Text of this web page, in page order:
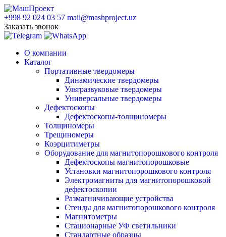
+998 92 024 03 57 mail@mashproject.uz
Заказать звонок
О компании
Каталог
Портативные твердомеры
Динамические твердомеры
Ультразвуковые твердомеры
Универсальные твердомеры
Дефектоскопы
Дефектоскопы-толщиномеры
Толщиномеры
Трещиномеры
Коэрцитиметры
Оборудование для магнитопорошкового контроля
Дефектоскопы магнитопорошковые
Установки магнитопорошкового контроля
Электромагниты для магнитопорошковой
дефектоскопии
Размагничивающие устройства
Стенды для магнитопорошкового контроля
Магнитометры
Стационарные УФ светильники
Стандартные образцы